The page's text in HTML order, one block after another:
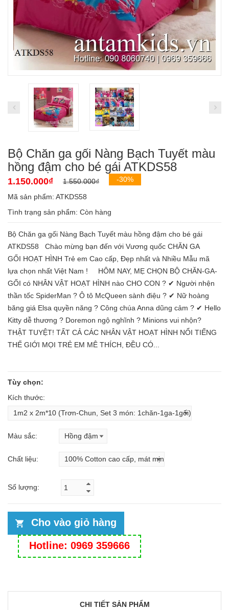
Bộ Chăn ga gối Nàng Bạch Tuyết màu
hồng đậm cho bé gái ATKDS58
1.150.000₫ 1.550.000₫ -30%
Mã sản phẩm: ATKDS58
Tình trạng sản phẩm: Còn hàng
Bộ Chăn ga gối Nàng Bạch Tuyết màu hồng đậm cho bé gái
ATKDS58 Chào mừng bạn đến với Vương quốc CHĂN GA
GỐI HOẠT HÌNH Trẻ em Cao cấp, Đẹp nhất và Nhiều Mẫu mã
lựa chọn nhất Việt Nam ! HÔM NAY, MẸ CHỌN BỘ CHĂN-GA-
GỐI có NHÂN VẬT HOẠT HÌNH nào CHO CON ? ✔ Người nhện
thần tốc SpiderMan ? Ô tô McQueen sành điệu ? ✔ Nữ hoàng
băng giá Elsa quyền năng ? Công chúa Anna dũng cảm ? ✔ Hello
Kitty dễ thương ? Doremon ngộ nghĩnh ? Minions vui nhộn?
THẬT TUYỆT! TẤT CẢ CÁC NHÂN VẬT HOẠT HÌNH NỔI TIẾNG
THẾ GIỚI MỌI TRẺ EM MÊ THÍCH, ĐỀU CÓ...
Tùy chọn:
Kích thước:
Màu sắc:
Chất liệu:
Số lượng:
Cho vào giỏ hàng
Hotline: 0969 359666
CHI TIẾT SẢN PHẨM